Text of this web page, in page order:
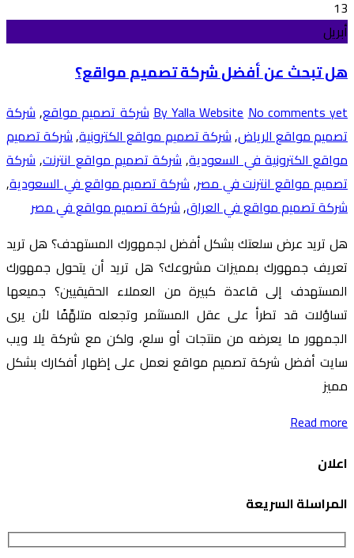
13
أبريل
هل تبحث عن أفضل شركة تصميم مواقع؟
By Yalla WebsiteNo comments yet شركة تصميم مواقع,شركة
تصميم مواقع الرياض,شركة تصميم مواقع الكترونية,شركة تصميم
مواقع الكترونية في السعودية,شركة تصميم مواقع انترنت,شركة
تصميم مواقع انترنت في مصر,شركة تصميم مواقع في السعودية,
شركة تصميم مواقع في العراق,شركة تصميم مواقع في مصر
هل تريد عرض سلعتك بشكل أفضل لجمهورك المستهدف؟ هل تريد
تعريف جمهورك بمميزات مشروعك؟ هل تريد أن يتحول جمهورك
المستهدف إلى قاعدة كبيرة من العملاء الحقيقيين؟ جميعها
تساؤلات قد تطرأ على عقل المستثمر وتجعله متلهِّفًا لأن يرى
الجمهور ما يعرضه من منتجات أو سلع، ولكن مع شركة يلا ويب
سايت أفضل شركة تصميم مواقع نعمل على إظهار أفكارك بشكل
مميز
Read more
اعلان
المراسلة السريعة